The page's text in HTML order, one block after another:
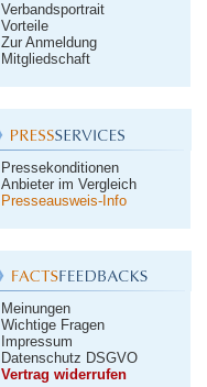
Verbandsportrait
Vorteile
Zur Anmeldung
Mitgliedschaft
Pressekonditionen
Anbieter im Vergleich
Presseausweis-Info
Meinungen
Wichtige Fragen
Impressum
Datenschutz DSGVO
Vertrag widerrufen